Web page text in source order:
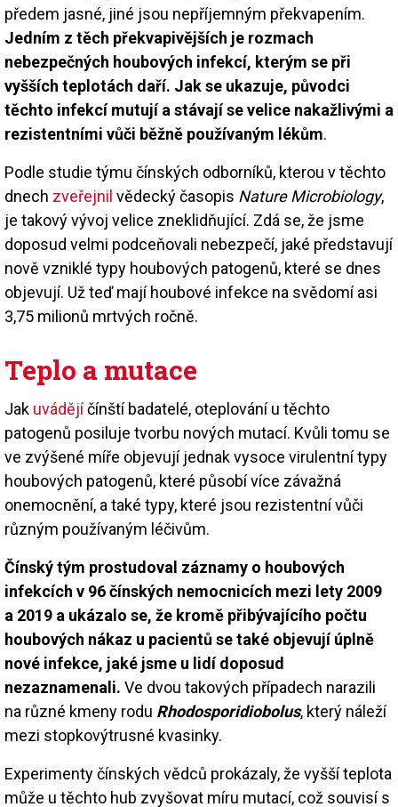
předem jasné, jiné jsou nepříjemným překvapením.
Jedním z těch překvapivějších je rozmach
nebezpečných houbových infekcí, kterým se při
vyšších teplotách daří. Jak se ukazuje, původci
těchto infekcí mutují a stávají se velice nakažlivými a
rezistentními vůči běžně používaným lékům.
Podle studie týmu čínských odborníků, kterou v těchto
dnech zveřejnil vědecký časopis Nature Microbiology,
je takový vývoj velice zneklidňující. Zdá se, že jsme
doposud velmi podceňovali nebezpečí, jaké představují
nově vzniklé typy houbových patogenů, které se dnes
objevují. Už teď mají houbové infekce na svědomí asi
3,75 milionů mrtvých ročně.
Teplo a mutace
Jak uvádějíčínští badatelé, oteplování u těchto
patogenů posiluje tvorbu nových mutací. Kvůli tomu se
ve zvýšené míře objevují jednak vysoce virulentní typy
houbových patogenů, které působí více závažná
onemocnění, a také typy, které jsou rezistentní vůči
různým používaným léčivům.
Čínský tým prostudoval záznamy o houbových
infekcích v 96 čínských nemocnicích mezi lety 2009
a 2019 a ukázalo se, že kromě přibývajícího počtu
houbových nákaz u pacientů se také objevují úplně
nové infekce, jaké jsme u lidí doposud
nezaznamenali. Ve dvou takových případech narazili
na různé kmeny rodu Rhodosporidiobolus, který náleží
mezi stopkovýtrusné kvasinky.
Experimenty čínských vědců prokázaly, že vyšší teplota
může u těchto hub zvyšovat míru mutací, což souvisí s